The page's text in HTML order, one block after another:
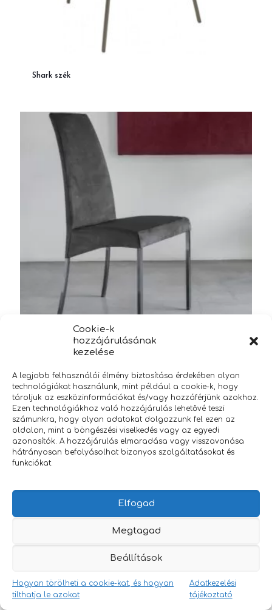
Cookie-k
hozzájárulásának
kezelése
A legjobb felhasználói élmény biztosítása érdekében olyan
technológiákat használunk, mint például a cookie-k, hogy
tároljuk az eszközinformációkat és/vagy hozzáférjünk azokhoz.
Ezen technológiákhoz való hozzájárulás lehetővé teszi
számunkra, hogy olyan adatokat dolgozzunk fel ezen az
oldalon, mint a böngészési viselkedés vagy az egyedi
azonosítók. A hozzájárulás elmaradása vagy visszavonása
hátrányosan befolyásolhat bizonyos szolgáltatásokat és
funkciókat.
Elfogad
Megtagad
Beállítások
Hogyan törölheti a cookie-kat, és hogyan
tilthatja le azokat
Adatkezelési
tájékoztató
Shark szék